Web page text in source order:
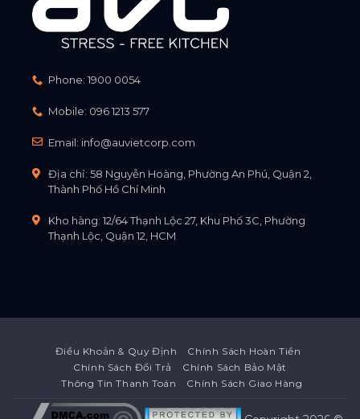
Phone: 1900 0054
Mobile: 096 1213 577
Email: info@auvietcorp.com
Địa chỉ: 58 Nguyễn Hoàng, Phường An Phú, Quận 2,
Thành Phố Hồ Chí Minh
Kho hàng: 12/64 Thạnh Lộc 27, Khu Phố 3C, Phường
Thạnh Lộc, Quận 12, HCM
Điều Khoản & Quy Định
Chính Sách Hoàn Tiền
Chính Sách Đổi Trả
Chính Sách Bảo Mật
Thông Tin Thanh Toán
Chính Sách Giao Hàng